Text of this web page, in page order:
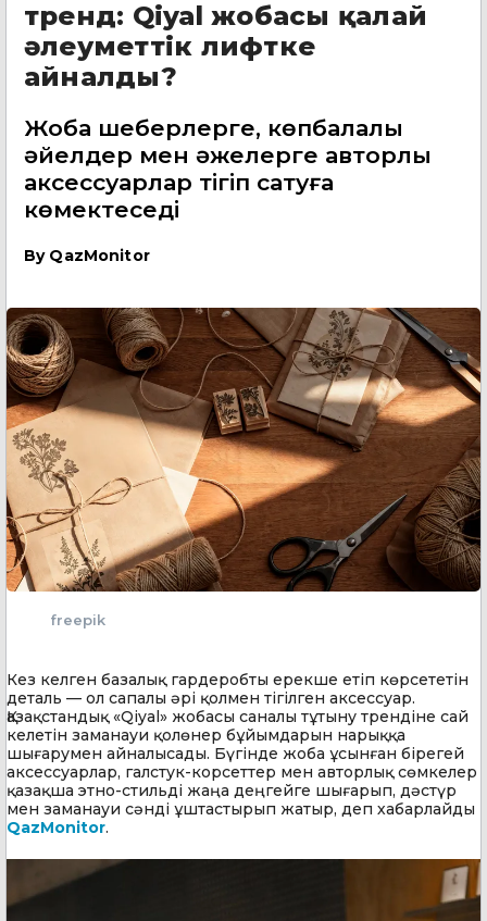
тренд: Qiyal жобасы қалай
әлеуметтік лифтке
айналды?
Жоба шеберлерге, көпбалалы
әйелдер мен әжелерге авторлық
аксессуарлар тігіп сатуға
көмектеседі
By QazMonitor
freepik
Кез келген базалық гардеробты ерекше етіп көрсететін
деталь — ол сапалы әрі қолмен тігілген аксессуар.
Қазақстандық «Qiyal» жобасы саналы тұтыну трендіне сай
келетін заманауи қолөнер бұйымдарын нарыққа
шығарумен айналысады. Бүгінде жоба ұсынған бірегей
аксессуарлар, галстук-корсеттер мен авторлық сөмкелер
қазақша этно-стильді жаңа деңгейге шығарып, дәстүр
мен заманауи сәнді ұштастырып жатыр, деп хабарлайды
QazMonitor.